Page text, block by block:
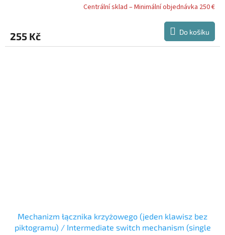
???????? ?????????????? ????????????? (?????????????,
Centrální sklad – Minimální objednávka 250 €
255 Kč Do košíku
Mechanizm łącznika krzyżowego (jeden klawisz bez
piktogramu) / Intermediate switch mechanism (single